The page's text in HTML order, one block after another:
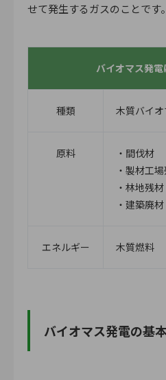
せて発生するガスのことです。
バイオマス発
種類 木質バイオ
原料
・間伐材
・製材工
・林地残材
・建築
エネルギー 木質燃料
バイオマス発電の基